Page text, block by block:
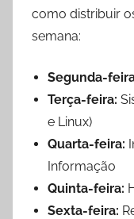
como distribuir
semana:
Segunda-
Terça-feira:
e Linux)
Quarta-feira:
Informação
Quinta-feira:
Sexta-feira: